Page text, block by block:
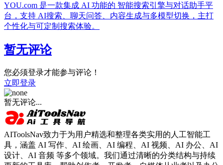
YOU.com 是一款集成 AI 功能的 智能搜索引擎与对话助手平
台，支持 AI搜索、聊天问答、内容生成与多模型切换，主打
个性化与可定制搜索体验。
暂无评论
您必须登录才能参与评论！
立即登录
暂无评论...
AIToolsNav致力于为用户精选和整理各类实用的人工智能工
具，涵盖 AI 写作、AI 绘画、AI 编程、AI 视频、AI 办公、AI
设计、AI 音频 等多个领域。我们通过清晰的分类结构与持续